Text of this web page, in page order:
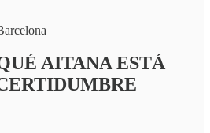
AITANA ESTÁ